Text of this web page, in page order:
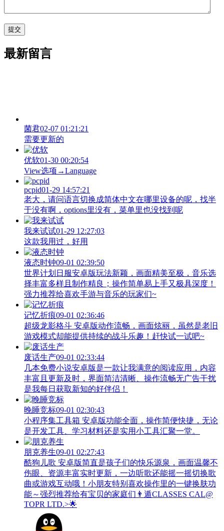
最新留言
菌君02-07 01:21:21
需要更新的
优软01-30 00:20:54
View‌选项→Language
pcpid01-29 14:57:21
老大，请问语言切换成简体中文在哪里设备的呢，找半
于没有啊，options里没有，菜单里也没找到呢
我来试试01-29 12:27:03
这款我用过，好用
液态时钟09-01 02:39:50
世界计划日服安卓版玩法新颖，画面精美至极，音乐选
择丰富多样且制作精良；操作简单易上手又极具深度！
强力推荐给喜欢手游与音乐的玩家们~
记忆折痕09-01 02:36:46
超级龙影格斗 安卓版动作流畅，画面炫丽，虽然是老旧
游戏模式却能提供持续的战斗乐趣！赶快试一试吧~
废话生产09-01 02:33:44
几本免费小说安卓版是一款让我满意的阅读应用，内容
丰富且更新及时，界面简洁清晰、操作流畅无广告干扰
是我每日获取新知的好伴侣！
晚睡竞标09-01 02:30:43
小程序集工具箱 安卓版功能全面，操作简便快捷，无论
是开发工具、学习材料还是实用小工具汇聚一堂。
朋克养生09-01 02:27:43
酷狗儿歌 安卓版简直是孩子们的快乐源泉，画面温馨不
伤眼、资源丰富实时更新，一边听歌还能摇一摇切换歌
曲或游戏互动哦！小朋友特别喜欢操作里的一键换肤功
能～强烈推荐给有宝贝的家庭们👨‍遁️CLASSES CAL@
TOPR LTD.>🌟